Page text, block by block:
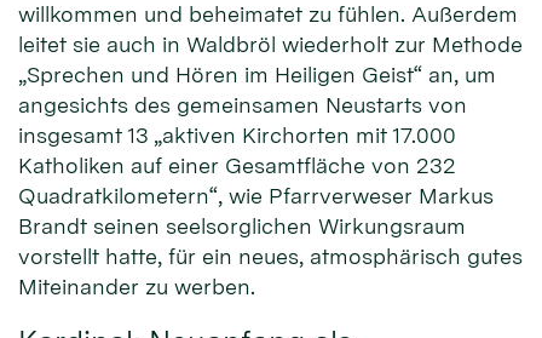
willkommen und beheimatet zu fühlen. Außerdem
leitet sie auch in Waldbröl wiederholt zur Methode
„Sprechen und Hören im Heiligen Geist“ an, um
angesichts des gemeinsamen Neustarts von
insgesamt 13 „aktiven Kirchorten mit 17.000
Katholiken auf einer Gesamtfläche von 232
Quadratkilometern“, wie Pfarrverweser Markus
Brandt seinen seelsorglichen Wirkungsraum
vorstellt hatte, für ein neues, atmosphärisch gutes
Miteinander zu werben.